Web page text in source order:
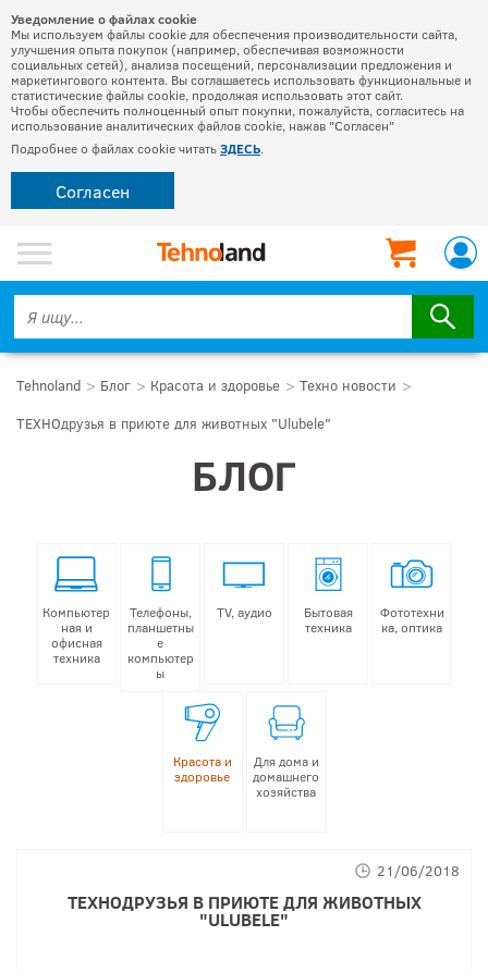
Уведомление о файлах cookie
Мы используем файлы cookie для обеспечения производительности сайта,
улучшения опыта покупок (например, обеспечивая возможности
социальных сетей), анализа посещений, персонализации предложения и
маркетингового контента. Вы соглашаетесь использовать функциональные и
статистические файлы cookie, продолжая использовать этот сайт.
Чтобы обеспечить полноценный опыт покупки, пожалуйста, согласитесь на
использование аналитических файлов cookie, нажав "Согласен"
Подробнее о файлах cookie читатьЗДЕСЬ.
Согласен
Tehnoland Блог Красота и здоровье
Техно новости
ТЕХНОдрузья в приюте для животных "Ulubele"
БЛОГ
Компьютер
ная и
офисная
техника
Телефоны,
планшетны
е
компьютер
ы
TV, аудио
Бытовая
техника
Фототехни
ка, оптика
Красота и
здоровье
Для дома и
домашнего
хозяйства
ТЕХНОДРУЗЬЯ В ПРИЮТЕ ДЛЯ ЖИВОТНЫХ
"ULUBELE"
21/06/2018